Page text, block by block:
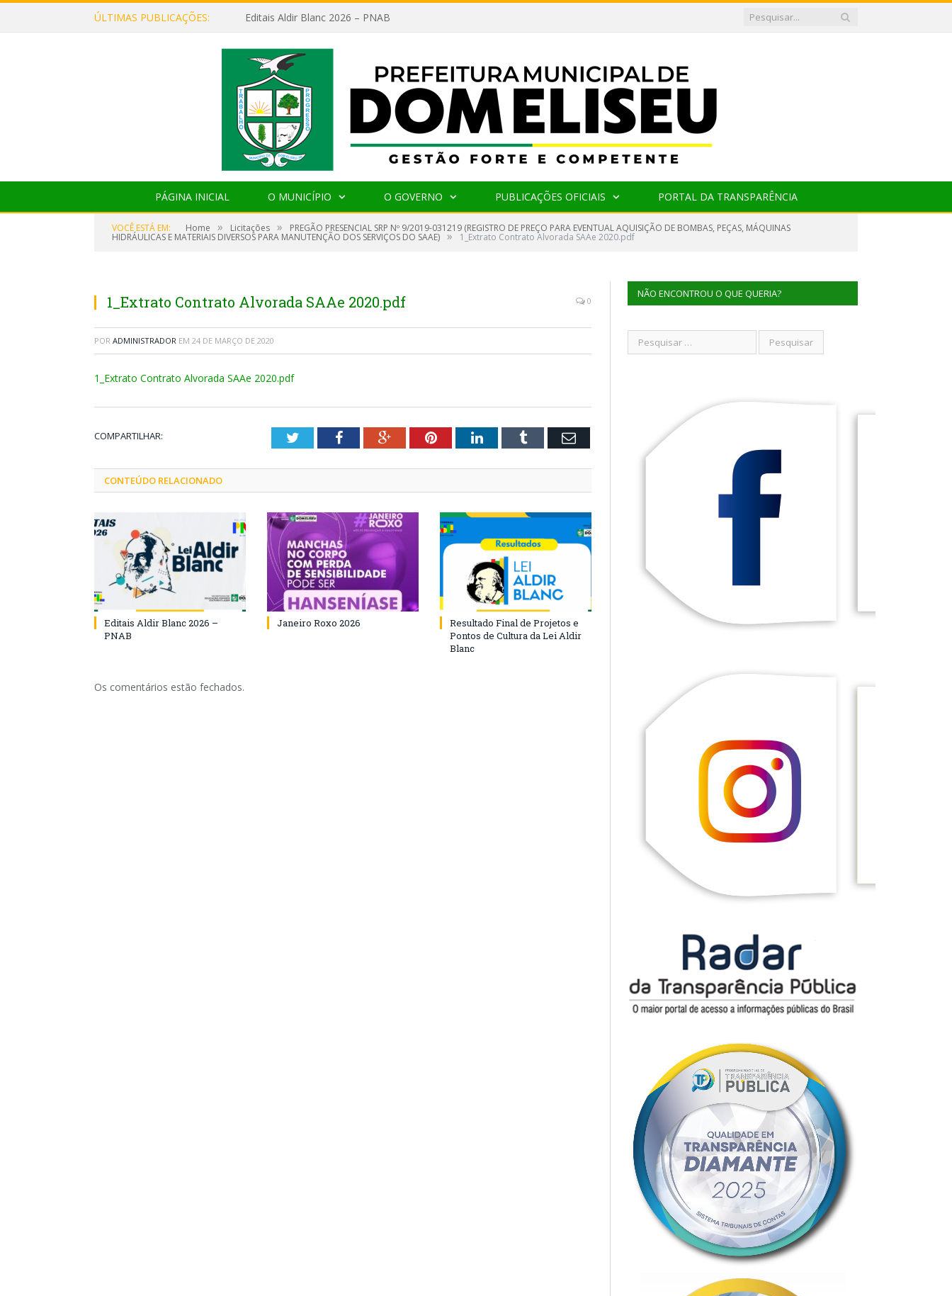
ÚLTIMAS PUBLICAÇÕES: Editais Aldir Blanc 2026 – PNAB
PÁGINA INICIAL O MUNICÍPIO O GOVERNO PUBLICAÇÕES OFICIAIS PORTAL DA TRANSPARÊNCIA
VOCÊ ESTÁ EM: Home » Licitações » PREGÃO PRESENCIAL SRP Nº 9/2019-031219 (REGISTRO DE PREÇO PARA EVENTUAL AQUISIÇÃO DE BOMBAS, PEÇAS, MÁQUINAS
HIDRÁULICAS E MATERIAIS DIVERSOS PARA MANUTENÇÃO DOS SERVIÇOS DO SAAE) » 1_Extrato Contrato Alvorada SAAe 2020.pdf
1_Extrato Contrato Alvorada SAAe 2020.pdf 0
POR ADMINISTRADOR EM 24 DE MARÇO DE 2020
1_Extrato Contrato Alvorada SAAe 2020.pdf
COMPARTILHAR: TwitterFacebookGoogle+PinterestLinkedInTumblr Email
CONTEÚDO RELACIONADO
Editais Aldir Blanc 2026 –
PNAB
Janeiro Roxo 2026
Resultado Final de Projetos e
Pontos de Cultura da Lei Aldir
Blanc
Os comentários estão fechados.
NÃO ENCONTROU O QUE QUERIA?